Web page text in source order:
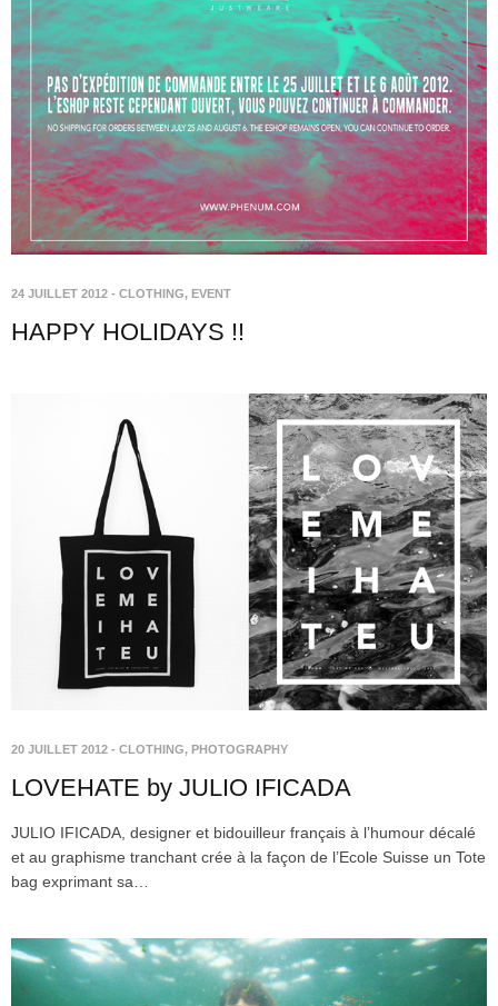
24 JUILLET 2012 - CLOTHING, EVENT
HAPPY HOLIDAYS !!
20 JUILLET 2012 - CLOTHING, PHOTOGRAPHY
LOVEHATE by JULIO IFICADA
JULIO IFICADA, designer et bidouilleur français à l’humour décalé
et au graphisme tranchant crée à la façon de l’Ecole Suisse un Tote
bag exprimant sa…